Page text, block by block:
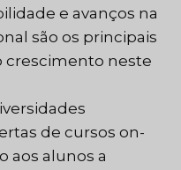
e avanços na
são os principais
crescimento neste
de cursos on-
aos alunos a